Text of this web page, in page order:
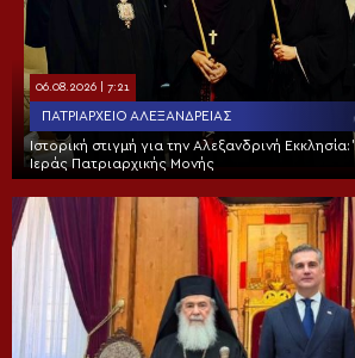
06.08.2026 | 7:21
ΠΑΤΡΙΑΡΧΕΊΟ ΑΛΕΞΑΝΔΡΕΊΑΣ
Ιστορική στιγμή για την Αλεξανδρινή Εκκλησία:
Ιεράς Πατριαρχικής Μονής